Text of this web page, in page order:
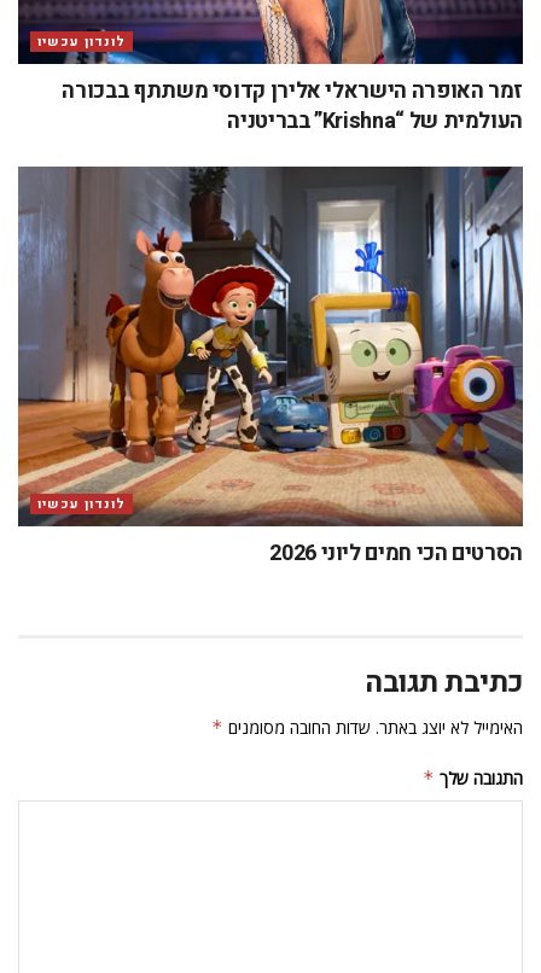
לונדון עכשיו
זמר האופרה הישראלי אלירן קדוסי משתתף בבכורה
העולמית של “Krishna” בבריטניה
לונדון עכשיו
הסרטים הכי חמים ליוני 2026
כתיבת תגובה
האימייל לא יוצג באתר. שדות החובה מסומנים *
התגובה שלך *